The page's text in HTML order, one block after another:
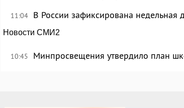
11:04 В России зафиксирована недельная
Новости СМИ2
10:45 Минпросвещения утвердило план